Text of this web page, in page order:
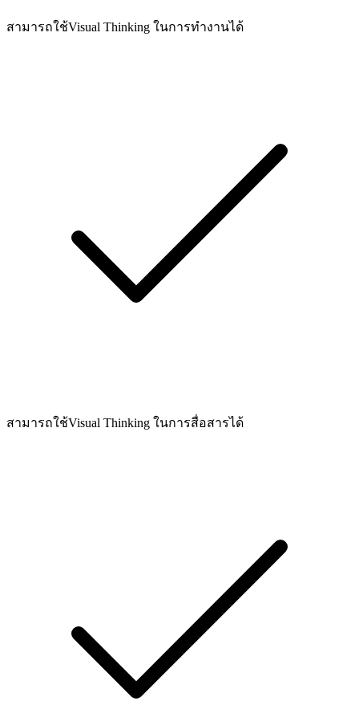
สามารถใช้Visual Thinking ในการทำงานได้
สามารถใช้Visual Thinking ในการสื่อสารได้